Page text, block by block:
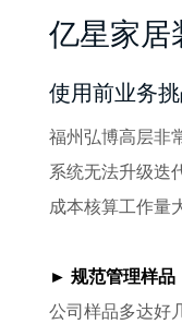
亿星家居
使用前业务
福州弘博高层非
系统无法升级迭
成本核算工作量
► 规范管理样品
公司样品多达好